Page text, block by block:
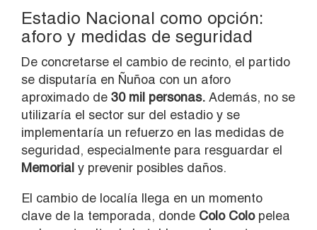
Estadio Nacional como opción:
aforo y medidas de seguridad
De concretarse el cambio de recinto, el partido
se disputaría en Ñuñoa con un aforo
aproximado de 30 mil personas. Además, no se
utilizaría el sector sur del estadio y se
implementaría un refuerzo en las medidas de
seguridad, especialmente para resguardar el
Memorial y prevenir posibles daños.
El cambio de localía llega en un momento
clave de la temporada, donde Colo Colopelea